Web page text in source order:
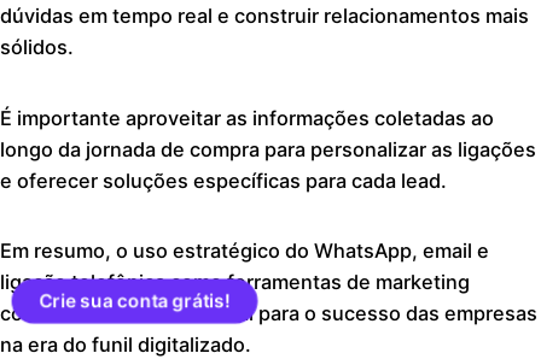
dúvidas em tempo real e construir relacionamentos mais
sólidos.
É importante aproveitar as informações coletadas ao
longo da jornada de compra para personalizar as ligações
e oferecer soluções específicas para cada lead.
Em resumo, o uso estratégico do WhatsApp, email e
ligação telefônica como ferramentas de marketing
conversacional é essencial para o sucesso das empresas
na era do funil digitalizado.
Crie sua conta grátis!